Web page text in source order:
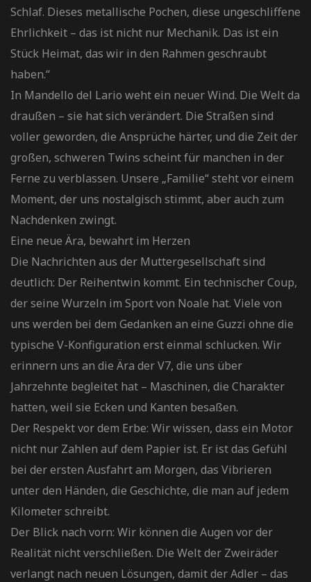
Schlaf. Dieses metallische Pochen, diese ungeschliffene
Ehrlichkeit – das ist nicht nur Mechanik. Das ist ein
Stück Heimat, das wir in den Rahmen geschraubt
haben.“
​In Mandello del Lario weht ein neuer Wind. Die Welt da
draußen – sie hat sich verändert. Die Straßen sind
voller geworden, die Ansprüche härter, und die Zeit der
großen, schweren Twins scheint für manchen in der
Ferne zu verblassen. Unsere „Familie“ steht vor einem
Moment, der uns nostalgisch stimmt, aber auch zum
Nachdenken zwingt.
​Eine neue Ära, bewahrt im Herzen
​Die Nachrichten aus der Muttergesellschaft sind
deutlich: Der Reihentwin kommt. Ein technischer Coup,
der seine Wurzeln im Sport von Noale hat. Viele von
uns werden bei dem Gedanken an eine Guzzi ohne die
typische V-Konfiguration erst einmal schlucken. Wir
erinnern uns an die Ära der V7, die uns über
Jahrzehnte begleitet hat – Maschinen, die Charakter
hatten, weil sie Ecken und Kanten besaßen.
​Der Respekt vor dem Erbe: Wir wissen, dass ein Motor
nicht nur Zahlen auf dem Papier ist. Er ist das Gefühl
bei der ersten Ausfahrt am Morgen, das Vibrieren
unter den Händen, die Geschichte, die man auf jedem
Kilometer schreibt.
​Der Blick nach vorn: Wir können die Augen vor der
Realität nicht verschließen. Die Welt der Zweiräder
verlangt nach neuen Lösungen, damit der Adler – das